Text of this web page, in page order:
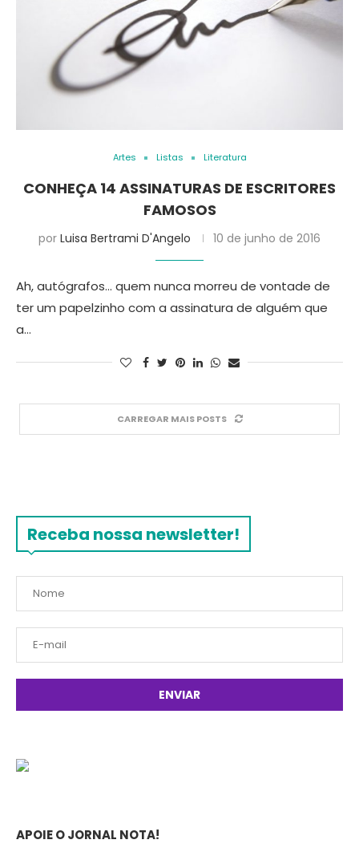
Artes Listas Literatura
CONHEÇA 14 ASSINATURAS DE ESCRITORES
FAMOSOS
por Luisa Bertrami D'Angelo 10 de junho de 2016
Ah, autógrafos… quem nunca morreu de vontade de
ter um papelzinho com a assinatura de alguém que
a…
CARREGAR MAIS POSTS
Receba nossa newsletter!
APOIE O JORNAL NOTA!